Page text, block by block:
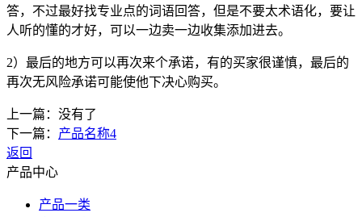
答，不过最好找专业点的词语回答，但是不要太术语化，要让
人听的懂的才好，可以一边卖一边收集添加进去。
2）最后的地方可以再次来个承诺，有的买家很谨慎，最后的
再次无风险承诺可能使他下决心购买。
上一篇：没有了
下一篇： 产品名称4
返回
产品中心
产品一类